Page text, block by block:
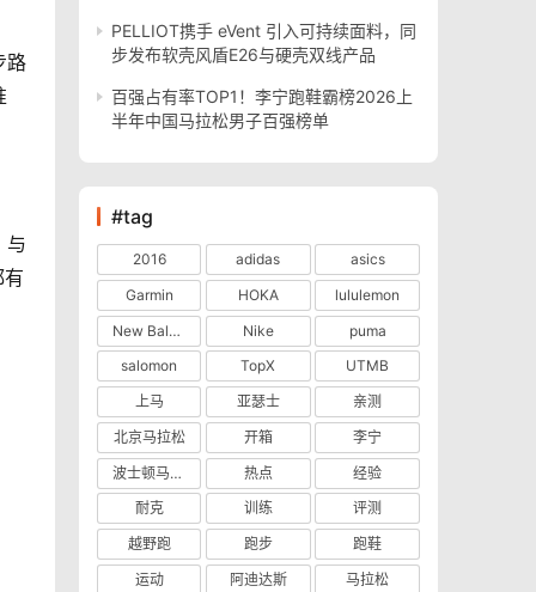
路
与
PELLIOT携手 eVent 引入可持续面料，同
步发布软壳风盾E26与硬壳双线产品
百强占有率TOP1！李宁跑鞋霸榜2026上
半年中国马拉松男子百强榜单
#tag
2016 adidas
asics
Garmin
HOKA
lululemon
New Balance
Nike
puma
salomon
TopX
UTMB
上马
亚瑟士
亲测
北京马拉松
开箱
李宁
波士顿马拉松
热点
经验
耐克
训练
评测
越野跑
跑步
跑鞋
运动
阿迪达斯 马拉松